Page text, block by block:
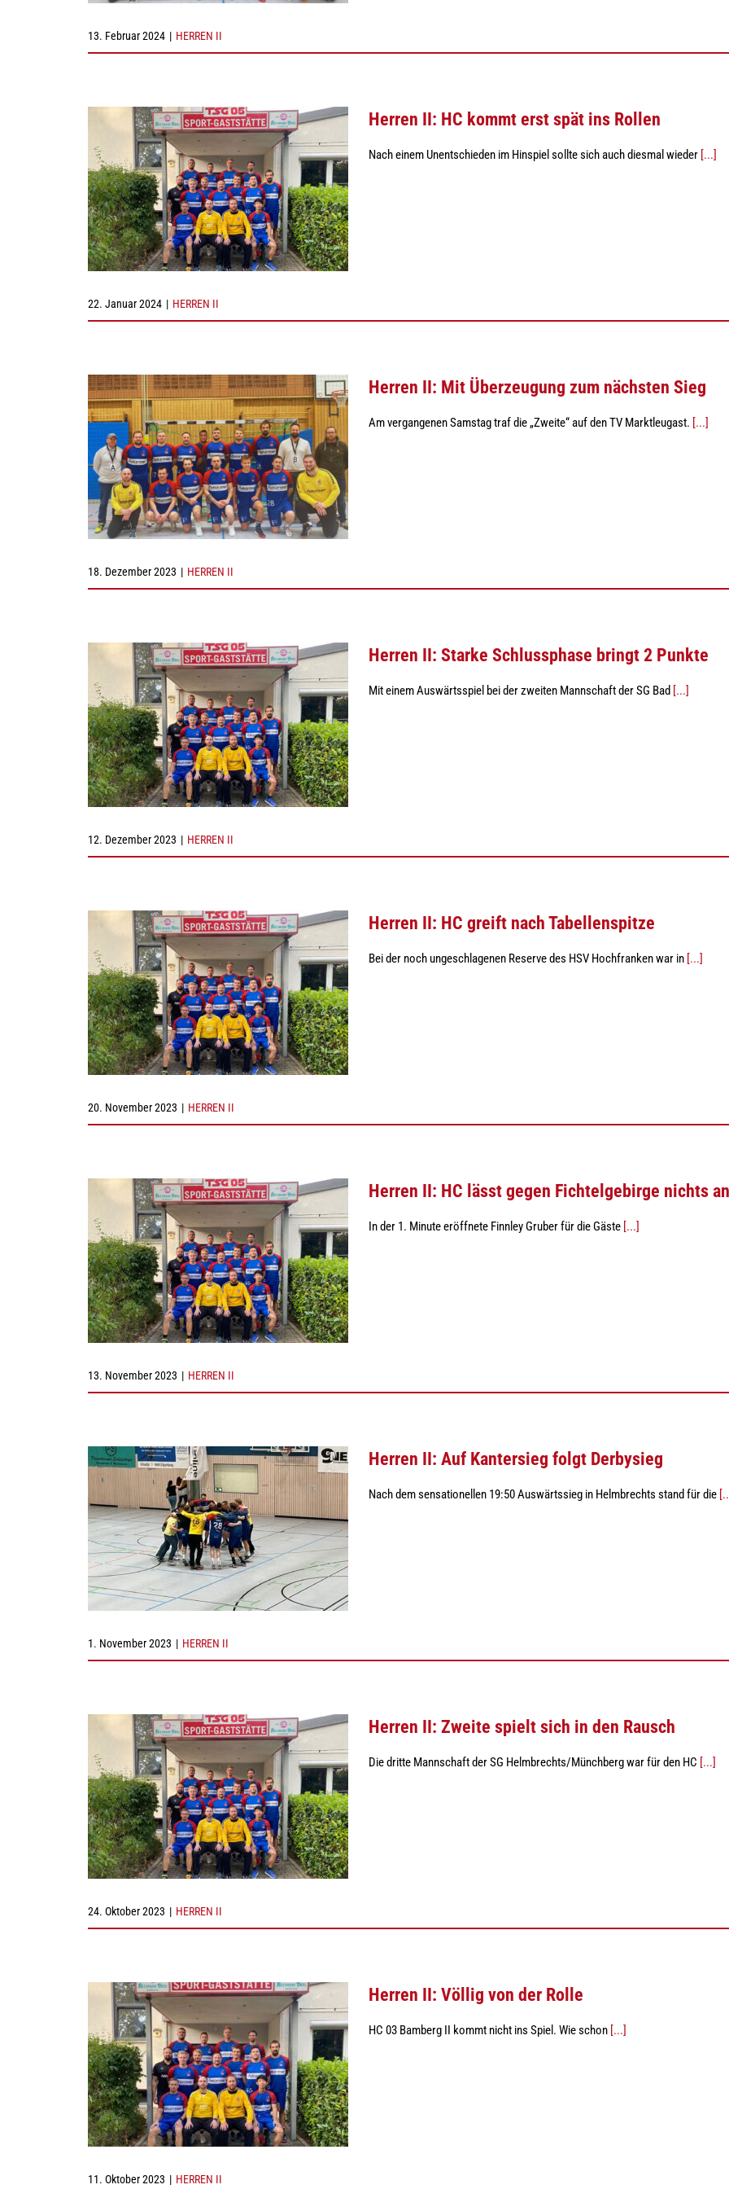
13. Februar 2024 | HERREN II
Herren II: HC kommt erst spät ins Rollen
Nach einem Unentschieden im Hinspiel sollte sich auch diesmal wieder [...]
22. Januar 2024 | HERREN II
Herren II: Mit Überzeugung zum nächsten Sieg
Am vergangenen Samstag traf die „Zweite“ auf den TV Marktleugast. [...]
18. Dezember 2023 | HERREN II
Herren II: Starke Schlussphase bringt 2 Punkte
Mit einem Auswärtsspiel bei der zweiten Mannschaft der SG Bad [...]
12. Dezember 2023 | HERREN II
Herren II: HC greift nach Tabellenspitze
Bei der noch ungeschlagenen Reserve des HSV Hochfranken war in [...]
20. November 2023 | HERREN II
Herren II: HC lässt gegen Fichtelgebirge nichts
In der 1. Minute eröffnete Finnley Gruber für die Gäste [...]
13. November 2023 | HERREN II
Herren II: Auf Kantersieg folgt Derbysieg
Nach dem sensationellen 19:50 Auswärtssieg in Helmbrechts stand für die
1. November 2023 | HERREN II
Herren II: Zweite spielt sich in den Rausch
Die dritte Mannschaft der SG Helmbrechts/Münchberg war für den HC [...]
24. Oktober 2023 | HERREN II
Herren II: Völlig von der Rolle
HC 03 Bamberg II kommt nicht ins Spiel. Wie schon [...]
11. Oktober 2023 | HERREN II